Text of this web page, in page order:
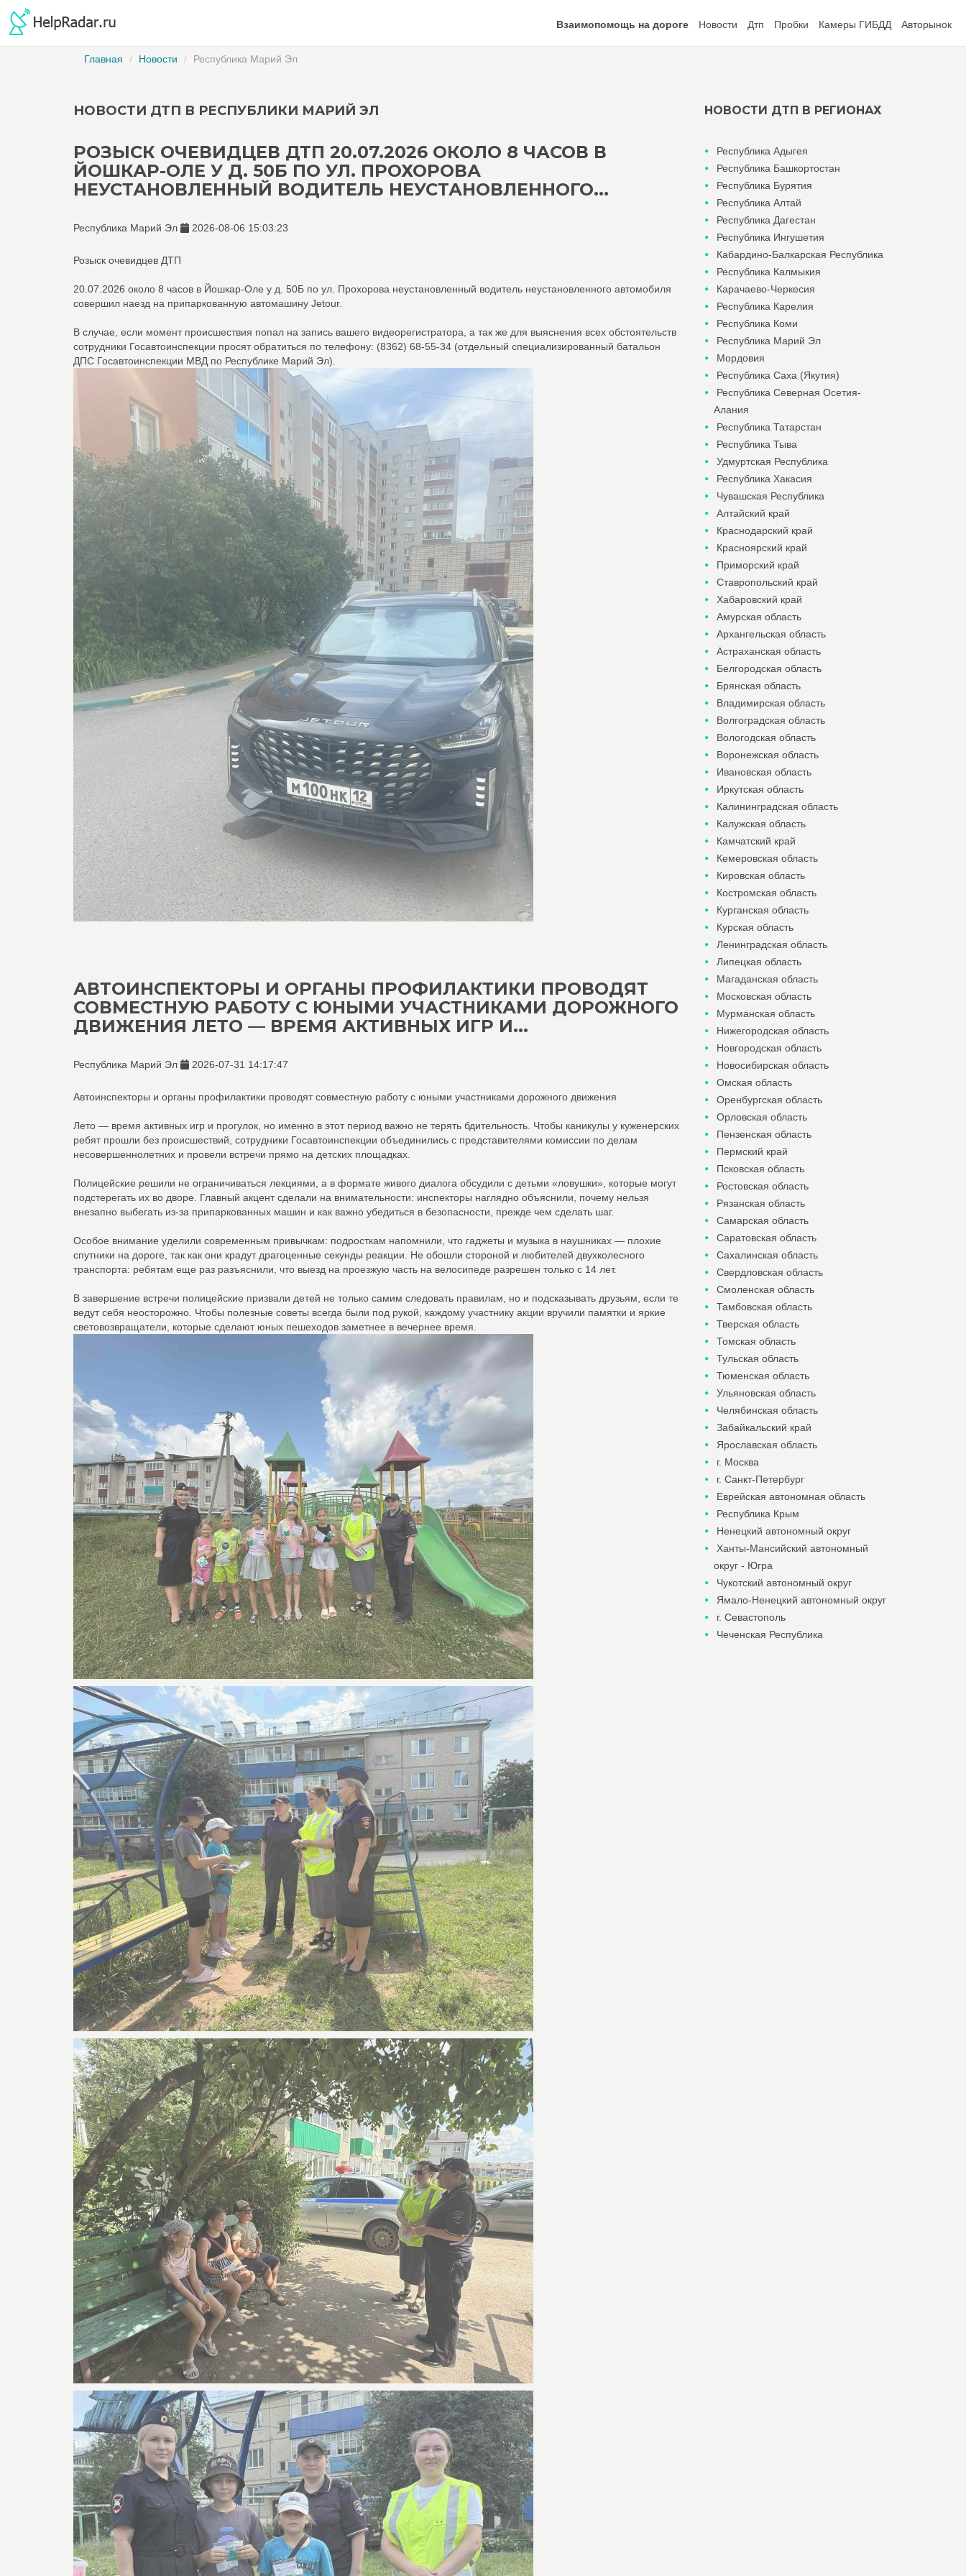
Взаимопомощь на дороге Новости Дтп Пробки Камеры ГИБДД Авторынок
Главная Новости Республика Марий Эл
НОВОСТИ ДТП В РЕСПУБЛИКИ МАРИЙ ЭЛ
РОЗЫСК ОЧЕВИДЦЕВ ДТП 20.07.2026 ОКОЛО 8 ЧАСОВ В
ЙОШКАР-ОЛЕ У Д. 50Б ПО УЛ. ПРОХОРОВА
НЕУСТАНОВЛЕННЫЙ ВОДИТЕЛЬ НЕУСТАНОВЛЕННОГО...
Республика Марий Эл 2026-08-06 15:03:23
Розыск очевидцев ДТП
20.07.2026 около 8 часов в Йошкар-Оле у д. 50Б по ул. Прохорова неустановленный водитель неустановленного автомобиля
совершил наезд на припаркованную автомашину Jetour.
В случае, если момент происшествия попал на запись вашего видеорегистратора, а так же для выяснения всех обстоятельств
сотрудники Госавтоинспекции просят обратиться по телефону: (8362) 68-55-34 (отдельный специализированный батальон
ДПС Госавтоинспекции МВД по Республике Марий Эл).
АВТОИНСПЕКТОРЫ И ОРГАНЫ ПРОФИЛАКТИКИ ПРОВОДЯТ
СОВМЕСТНУЮ РАБОТУ С ЮНЫМИ УЧАСТНИКАМИ ДОРОЖНОГО
ДВИЖЕНИЯ ЛЕТО — ВРЕМЯ АКТИВНЫХ ИГР И...
Республика Марий Эл 2026-07-31 14:17:47
Автоинспекторы и органы профилактики проводят совместную работу с юными участниками дорожного движения
Лето — время активных игр и прогулок, но именно в этот период важно не терять бдительность. Чтобы каникулы у куженерских
ребят прошли без происшествий, сотрудники Госавтоинспекции объединились с представителями комиссии по делам
несовершеннолетних и провели встречи прямо на детских площадках.
Полицейские решили не ограничиваться лекциями, а в формате живого диалога обсудили с детьми «ловушки», которые могут
подстерегать их во дворе. Главный акцент сделали на внимательности: инспекторы наглядно объяснили, почему нельзя
внезапно выбегать из-за припаркованных машин и как важно убедиться в безопасности, прежде чем сделать шаг.
Особое внимание уделили современным привычкам: подросткам напомнили, что гаджеты и музыка в наушниках — плохие
спутники на дороге, так как они крадут драгоценные секунды реакции. Не обошли стороной и любителей двухколесного
транспорта: ребятам еще раз разъяснили, что выезд на проезжую часть на велосипеде разрешен только с 14 лет.
В завершение встречи полицейские призвали детей не только самим следовать правилам, но и подсказывать друзьям, если те
ведут себя неосторожно. Чтобы полезные советы всегда были под рукой, каждому участнику акции вручили памятки и яркие
световозвращатели, которые сделают юных пешеходов заметнее в вечернее время.
НОВОСТИ ДТП В РЕГИОНАХ
Республика Адыгея
Республика Башкортостан
Республика Бурятия
Республика Алтай
Республика Дагестан
Республика Ингушетия
Кабардино-Балкарская Республика
Республика Калмыкия
Карачаево-Черкесия
Республика Карелия
Республика Коми
Республика Марий Эл
Мордовия
Республика Саха (Якутия)
Республика Северная Осетия-
Алания
Республика Татарстан
Республика Тыва
Удмуртская Республика
Республика Хакасия
Чувашская Республика
Алтайский край
Краснодарский край
Красноярский край
Приморский край
Ставропольский край
Хабаровский край
Амурская область
Архангельская область
Астраханская область
Белгородская область
Брянская область
Владимирская область
Волгоградская область
Вологодская область
Воронежская область
Ивановская область
Иркутская область
Калининградская область
Калужская область
Камчатский край
Кемеровская область
Кировская область
Костромская область
Курганская область
Курская область
Ленинградская область
Липецкая область
Магаданская область
Московская область
Мурманская область
Нижегородская область
Новгородская область
Новосибирская область
Омская область
Оренбургская область
Орловская область
Пензенская область
Пермский край
Псковская область
Ростовская область
Рязанская область
Самарская область
Саратовская область
Сахалинская область
Свердловская область
Смоленская область
Тамбовская область
Тверская область
Томская область
Тульская область
Тюменская область
Ульяновская область
Челябинская область
Забайкальский край
Ярославская область
г. Москва
г. Санкт-Петербург
Еврейская автономная область
Республика Крым
Ненецкий автономный округ
Ханты-Мансийский автономный
округ - Югра
Чукотский автономный округ
Ямало-Ненецкий автономный округ
г. Севастополь
Чеченская Республика